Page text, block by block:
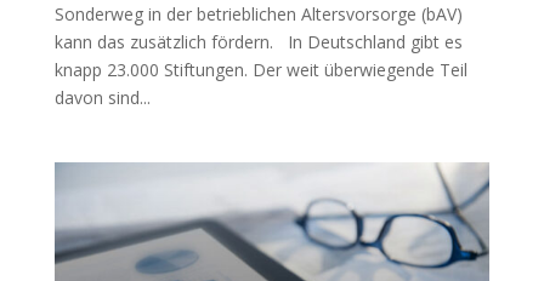
Sonderweg in der betrieblichen Altersvorsorge (bAV)
kann das zusätzlich fördern. In Deutschland gibt es
knapp 23.000 Stiftungen. Der weit überwiegende Teil
davon sind...